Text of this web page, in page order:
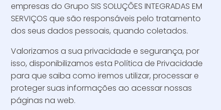
empresas do Grupo SIS SOLUÇÕES INTEGRADAS EM
SERVIÇOS que são responsáveis pelo tratamento
dos seus dados pessoais, quando coletados.
Valorizamos a sua privacidade e segurança, por
isso, disponibilizamos esta Política de Privacidade
para que saiba como iremos utilizar, processar e
proteger suas informações ao acessar nossas
páginas na web.